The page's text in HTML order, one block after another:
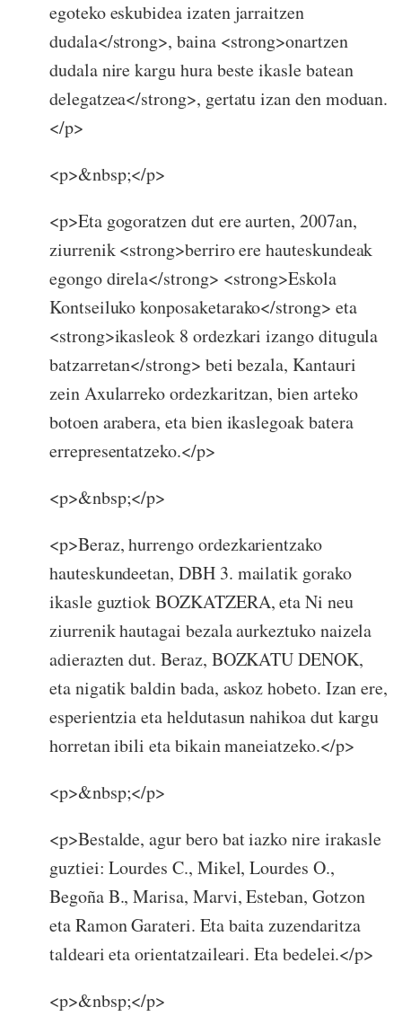
egoteko eskubidea izaten jarraitzen
dudala</strong>, baina <strong>onartzen
dudala nire kargu hura beste ikasle batean
delegatzea</strong>, gertatu izan den moduan.
</p>
<p>&nbsp;</p>
<p>Eta gogoratzen dut ere aurten, 2007an,
ziurrenik <strong>berriro ere hauteskundeak
egongo direla</strong> <strong>Eskola
Kontseiluko konposaketarako</strong> eta
<strong>ikasleok 8 ordezkari izango ditugula
batzarretan</strong> beti bezala, Kantauri
zein Axularreko ordezkaritzan, bien arteko
botoen arabera, eta bien ikaslegoak batera
errepresentatzeko.</p>
<p>&nbsp;</p>
<p>Beraz, hurrengo ordezkarientzako
hauteskundeetan, DBH 3. mailatik gorako
ikasle guztiok BOZKATZERA, eta Ni neu
ziurrenik hautagai bezala aurkeztuko naizela
adierazten dut. Beraz, BOZKATU DENOK,
eta nigatik baldin bada, askoz hobeto. Izan ere,
esperientzia eta heldutasun nahikoa dut kargu
horretan ibili eta bikain maneiatzeko.</p>
<p>&nbsp;</p>
<p>Bestalde, agur bero bat iazko nire irakasle
guztiei: Lourdes C., Mikel, Lourdes O.,
Begoña B., Marisa, Marvi, Esteban, Gotzon
eta Ramon Garateri. Eta baita zuzendaritza
taldeari eta orientatzaileari. Eta bedelei.</p>
<p>&nbsp;</p>